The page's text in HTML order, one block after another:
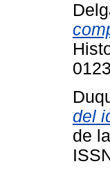
del
de